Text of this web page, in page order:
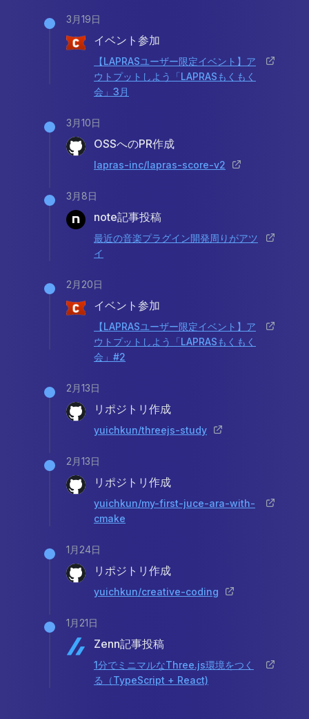
3月19日
イベント参加
【LAPRASユーザー限定イベント】ア
ウトプットしよう「LAPRASもくもく
会」3月
3月10日
OSSへのPR作成
lapras-inc/lapras-score-v2
3月8日
note記事投稿
最近の音楽プラグイン開発周りがアツ
イ
2月20日
イベント参加
【LAPRASユーザー限定イベント】ア
ウトプットしよう「LAPRASもくもく
会」#2
2月13日
リポジトリ作成
yuichkun/threejs-study
2月13日
リポジトリ作成
yuichkun/my-first-juce-ara-with-
cmake
1月24日
リポジトリ作成
yuichkun/creative-coding
1月21日
Zenn記事投稿
1分でミニマルなThree.js環境をつく
る（TypeScript + React)